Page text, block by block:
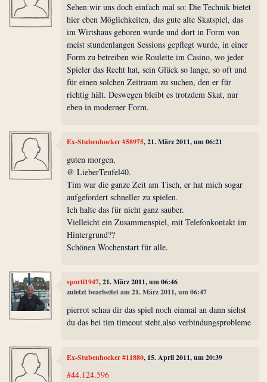
Sehen wir uns doch einfach mal so: Die Technik bietet
hier eben Möglichkeiten, das gute alte Skatspiel, das
im Wirtshaus geboren wurde und dort in Form von
meist stundenlangen Sessions gepflegt wurde, in einer
Form zu betreiben wie Roulette im Casino, wo jeder
Spieler das Recht hat, sein Glück so lange, so oft und
für einen solchen Zeitraum zu suchen, den er für
richtig hält. Deswegen bleibt es trotzdem Skat, nur
eben in moderner Form.
Ex-Stubenhocker #58975, 21. März 2011, um 06:21
guten morgen,
@ LieberTeufel40.
Tim war die ganze Zeit am Tisch, er hat mich sogar
aufgefordert schneller zu spielen.
Ich halte das für nicht ganz sauber.
Vielleicht ein Zusammenspiel, mit Telefonkontakt im
Hintergrund??
Schönen Wochenstart für alle.
sporti1947, 21. März 2011, um 06:46
zuletzt bearbeitet am 21. März 2011, um 06:47
pierrot schau dir das spiel noch einmal an dann siehst
du das bei tim timeout steht,also verbindungsprobleme
Ex-Stubenhocker #11880, 15. April 2011, um 20:39
#44.124.596